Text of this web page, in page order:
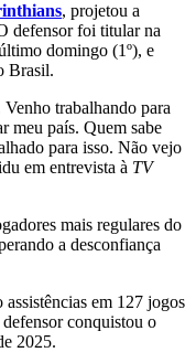
, projetou a
defensor foi titular na
domingo (1º), e
Brasil.
trabalhando para
meu país. Quem sabe
para isso. Não vejo
em entrevista à TV
mais regulares do
a desconfiança
em 127 jogos
conquistou o
2025.